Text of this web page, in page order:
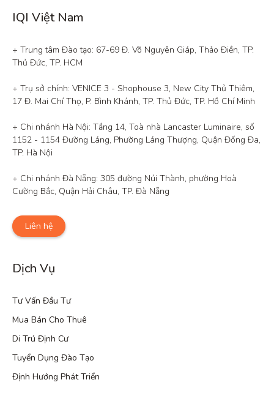
IQI Việt Nam
+ Trung tâm Đào tạo: 67-69 Đ. Võ Nguyên Giáp, Thảo Điền, TP.
Thủ Đức, TP. HCM
+ Trụ sở chính: VENICE 3 - Shophouse 3, New City Thủ Thiêm,
17 Đ. Mai Chí Thọ, P. Bình Khánh, TP. Thủ Đức, TP. Hồ Chí Minh
+ Chi nhánh Hà Nội: Tầng 14, Toà nhà Lancaster Luminaire, số
1152 - 1154 Đường Láng, Phường Láng Thượng, Quận Đống Đa,
TP. Hà Nội
+ Chi nhánh Đà Nẵng: 305 đường Núi Thành, phường Hoà
Cường Bắc, Quận Hải Châu, TP. Đà Nẵng
Liên hệ
Dịch Vụ
Tư Vấn Đầu Tư
Mua Bán Cho Thuê
Di Trú Định Cư
Tuyển Dụng Đào Tạo
Định Hướng Phát Triển